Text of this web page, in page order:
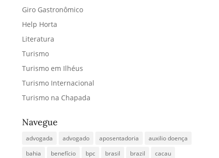
Giro Gastronômico
Help Horta
Literatura
Turismo
Turismo em Ilhéus
Turismo Internacional
Turismo na Chapada
Navegue
advogada advogado aposentadoria
auxilio doença
bahia
benefício bpc brasil brazil
cacau